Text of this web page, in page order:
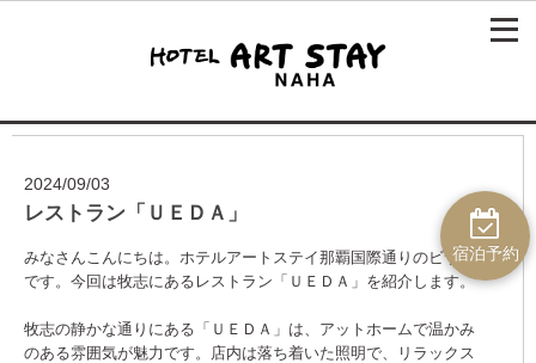
2024/09/03
レストラン「ＵＥＤＡ」
みなさんこんにちは。ホテルアートステイ那覇国際通りのビサル
です。今回は牧志にあるレストラン「ＵＥＤＡ」を紹介します。
牧志の静かな通りにある「ＵＥＤＡ」は、アットホームで温かみ
のある雰囲気が魅力です。店内は落ち着いた照明で、リラックス
宿泊予約